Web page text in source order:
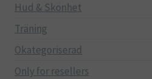
Hud & Skönhet
Träning
Okategoriserad
Only for resellers